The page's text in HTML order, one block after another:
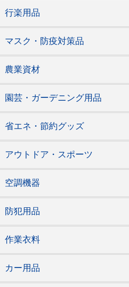
行楽用品
マスク・防疫対策品
農業資材
園芸・ガーデニング用品
省エネ・節約グッズ
アウトドア・スポーツ
空調機器
防犯用品
作業衣料
カー用品